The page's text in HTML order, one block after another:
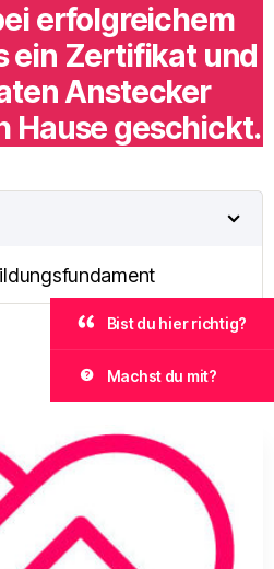
erfolgreichem
ein Zertifikat und
Anstecker
Hause geschickt.
Bist du hier richtig?
Machst du mit?